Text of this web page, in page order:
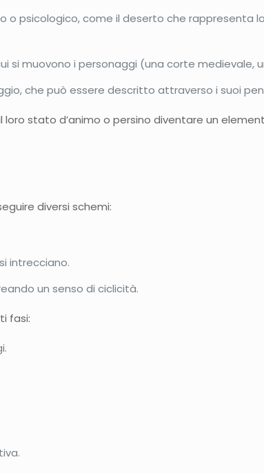
o psicologico, come il deserto che rappresenta
si muovono i personaggi (una corte medievale,
che può essere descritto attraverso i suoi
stato d’animo o persino diventare un
diversi schemi:
intrecciano.
un senso di ciclicità.
fasi: